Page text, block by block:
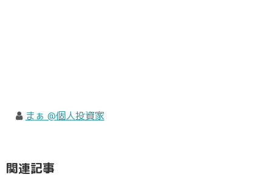
まぁ @個人投資家
関連記事